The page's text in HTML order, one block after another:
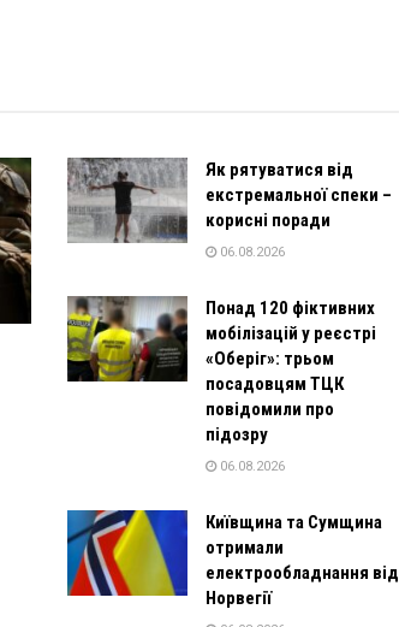
Як рятуватися від
екстремальної спеки –
корисні поради
06.08.2026
Понад 120 фіктивних
мобілізацій у реєстрі
«Оберіг»: трьом
посадовцям ТЦК
повідомили про
підозру
06.08.2026
Київщина та Сумщина
отримали
електрообладнання від
Норвегії